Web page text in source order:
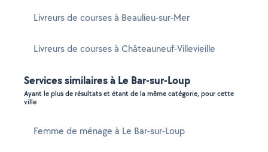
Livreurs de courses à Beaulieu-sur-Mer
Livreurs de courses à Châteauneuf-Villevieille
Services similaires à Le Bar-sur-Loup
Ayant le plus de résultats et étant de la même catégorie, pour cette
ville
Femme de ménage à Le Bar-sur-Loup